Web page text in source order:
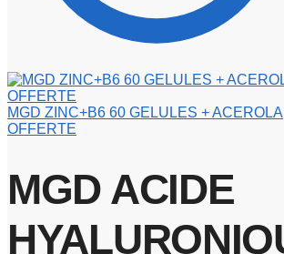
MGD ZINC+B6 60 GELULES + ACEROLA
OFFERTE
MGD ACIDE